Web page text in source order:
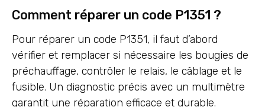
Comment réparer un code P1351 ?
Pour réparer un code P1351, il faut d’abord
vérifier et remplacer si nécessaire les bougies de
préchauffage, contrôler le relais, le câblage et le
fusible. Un diagnostic précis avec un multimètre
garantit une réparation efficace et durable.